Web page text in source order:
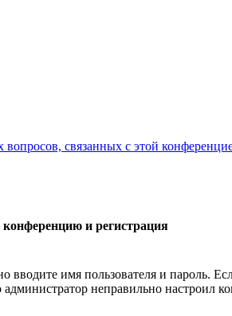
связанных с этой
конференцию и регистрация
имя пользователя и пароль.
неправильно настроил